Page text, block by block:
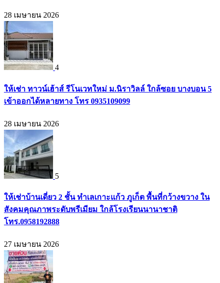
28 เมษายน 2026
4
ให้เช่า ทาวน์เฮ้าส์ รีโนเวทใหม่ ม.นิราวิลล์ ใกล้ซอย บางบอน 5
เข้าออกได้หลายทาง โทร 0935109099
28 เมษายน 2026
5
ให้เช่าบ้านเดี่ยว 2 ชั้น ทำเลเกาะแก้ว ภูเก็ต พื้นที่กว้างขวาง ใน
สังคมคุณภาพระดับพรีเมียม ใกล้โรงเรียนนานาชาติ
โทร.0958192888
27 เมษายน 2026